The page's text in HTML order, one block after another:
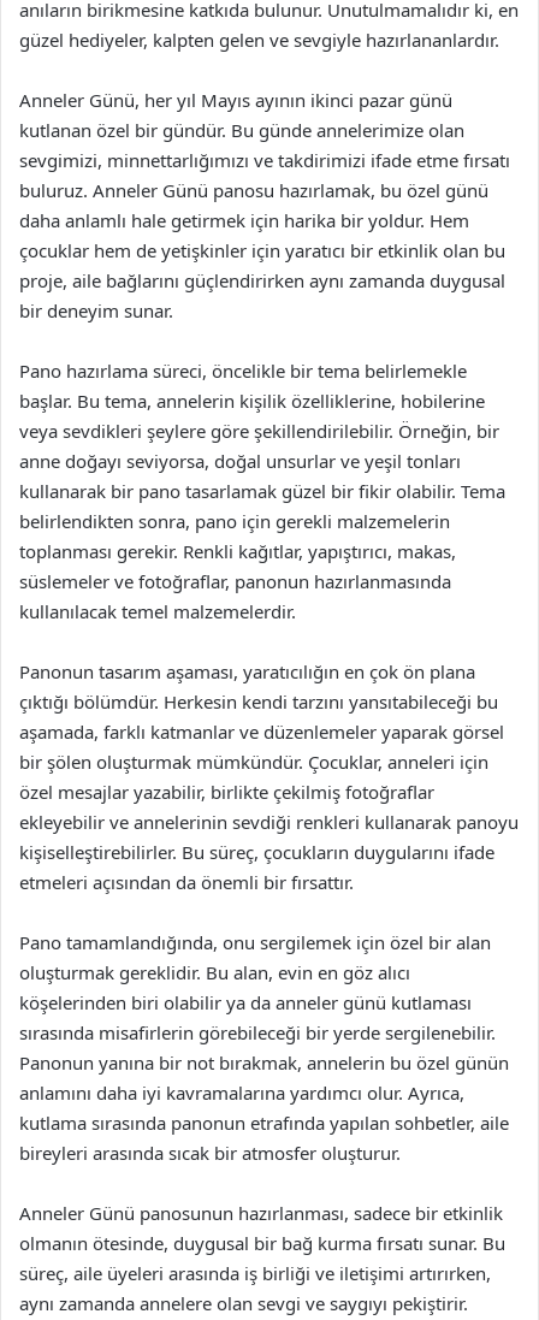
anıların birikmesine katkıda bulunur. Unutulmamalıdır ki, en
güzel hediyeler, kalpten gelen ve sevgiyle hazırlananlardır.
Anneler Günü, her yıl Mayıs ayının ikinci pazar günü
kutlanan özel bir gündür. Bu günde annelerimize olan
sevgimizi, minnettarlığımızı ve takdirimizi ifade etme fırsatı
buluruz. Anneler Günü panosu hazırlamak, bu özel günü
daha anlamlı hale getirmek için harika bir yoldur. Hem
çocuklar hem de yetişkinler için yaratıcı bir etkinlik olan bu
proje, aile bağlarını güçlendirirken aynı zamanda duygusal
bir deneyim sunar.
Pano hazırlama süreci, öncelikle bir tema belirlemekle
başlar. Bu tema, annelerin kişilik özelliklerine, hobilerine
veya sevdikleri şeylere göre şekillendirilebilir. Örneğin, bir
anne doğayı seviyorsa, doğal unsurlar ve yeşil tonları
kullanarak bir pano tasarlamak güzel bir fikir olabilir. Tema
belirlendikten sonra, pano için gerekli malzemelerin
toplanması gerekir. Renkli kağıtlar, yapıştırıcı, makas,
süslemeler ve fotoğraflar, panonun hazırlanmasında
kullanılacak temel malzemelerdir.
Panonun tasarım aşaması, yaratıcılığın en çok ön plana
çıktığı bölümdür. Herkesin kendi tarzını yansıtabileceği bu
aşamada, farklı katmanlar ve düzenlemeler yaparak görsel
bir şölen oluşturmak mümkündür. Çocuklar, anneleri için
özel mesajlar yazabilir, birlikte çekilmiş fotoğraflar
ekleyebilir ve annelerinin sevdiği renkleri kullanarak panoyu
kişiselleştirebilirler. Bu süreç, çocukların duygularını ifade
etmeleri açısından da önemli bir fırsattır.
Pano tamamlandığında, onu sergilemek için özel bir alan
oluşturmak gereklidir. Bu alan, evin en göz alıcı
köşelerinden biri olabilir ya da anneler günü kutlaması
sırasında misafirlerin görebileceği bir yerde sergilenebilir.
Panonun yanına bir not bırakmak, annelerin bu özel günün
anlamını daha iyi kavramalarına yardımcı olur. Ayrıca,
kutlama sırasında panonun etrafında yapılan sohbetler, aile
bireyleri arasında sıcak bir atmosfer oluşturur.
Anneler Günü panosunun hazırlanması, sadece bir etkinlik
olmanın ötesinde, duygusal bir bağ kurma fırsatı sunar. Bu
süreç, aile üyeleri arasında iş birliği ve iletişimi artırırken,
aynı zamanda annelere olan sevgi ve saygıyı pekiştirir.